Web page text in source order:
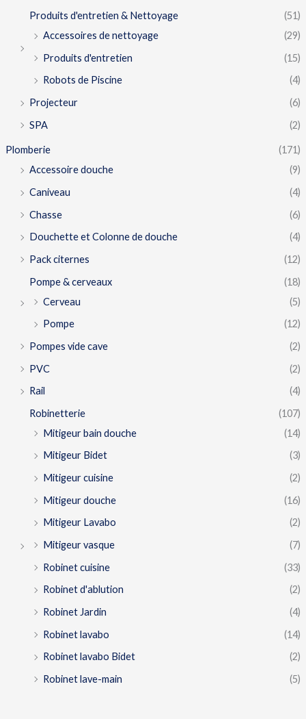
Produits d'entretien & Nettoyage
(51)
Accessoires de nettoyage
(29)
Produits d'entretien
(15)
Robots de Piscine
(4)
Projecteur
(6)
SPA
(2)
Plomberie
(171)
Accessoire douche
(9)
Caniveau
(4)
Chasse
(6)
Douchette et Colonne de douche
(4)
Pack citernes
(12)
Pompe & cerveaux
(18)
Cerveau
(5)
Pompe
(12)
Pompes vide cave
(2)
PVC
(2)
Rail
(4)
Robinetterie
(107)
Mitigeur bain douche
(14)
Mitigeur Bidet
(3)
Mitigeur cuisine
(2)
Mitigeur douche
(16)
Mitigeur Lavabo
(2)
Mitigeur vasque
(7)
Robinet cuisine
(33)
Robinet d'ablution
(2)
Robinet Jardin
(4)
Robinet lavabo
(14)
Robinet lavabo Bidet
(2)
Robinet lave-main
(5)